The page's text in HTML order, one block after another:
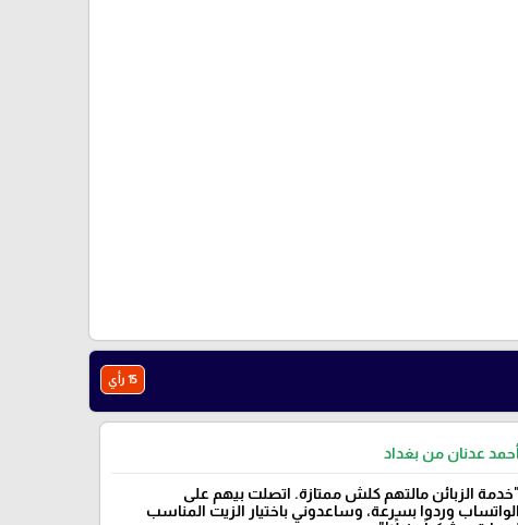
15 رأي
أحمد عدنان من بغداد
"خدمة الزبائن مالتهم كلش ممتازة. اتصلت بيهم على
الواتساب وردوا بسرعة، وساعدوني باختيار الزيت المناسب